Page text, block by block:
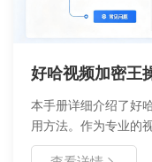
好哈视频加密王
本手册详细介绍了好
用方法。作为专业的
模式、密码设置及播